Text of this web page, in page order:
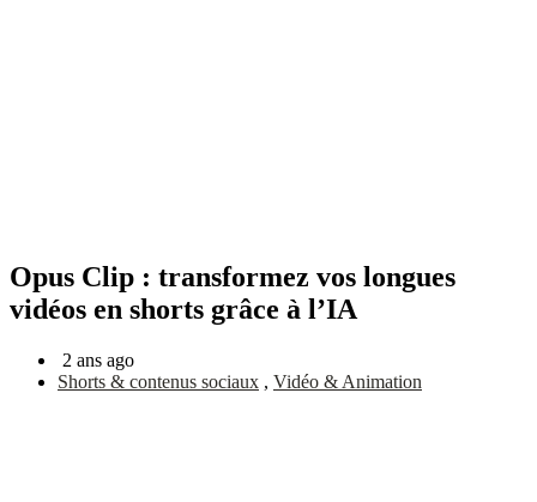
Opus Clip : transformez vos longues
vidéos en shorts grâce à l’IA
2 ans ago
Shorts & contenus sociaux , Vidéo & Animation